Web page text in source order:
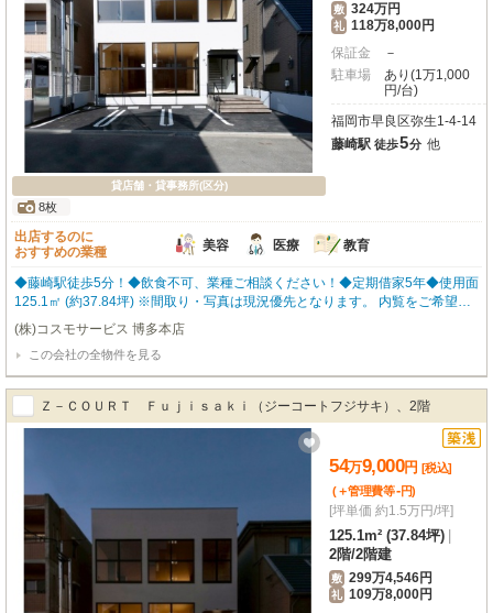
貸店舗・貸事務所(区分)
8枚
敷 324万円
礼 118万8,000円
保証金
－
駐車場
あり(1万1,000
円/台)
福岡市早良区弥生1-4-14
藤崎駅 徒歩5分 他
出店するのに
おすすめの業種
美容 医療 教育
◆藤崎駅徒歩5分！◆飲食不可、業種ご相談ください！◆定期借家5年◆使用面積
125.1㎡ (約37.84坪) ※間取り・写真は現況優先となります。 内覧をご希望の
方はお気軽にお申し付けください！ 福岡の物件全てご紹介出来ます！！何で
もご相談下さい♪
(株)コスモサービス 博多本店
この会社の全物件を見る
Ｚ－ＣＯＵＲＴ Ｆｕｊｉｓａｋｉ（ジーコートフジサキ）、2階
54万9,000円 [税込]
(＋管理費等-円)
[坪単価 約1.5万円/坪]
125.1m² (37.84坪)
2階/2階建
敷 299万4,546円
礼 109万8,000円